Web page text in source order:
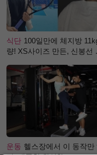
식단 100일만에 체지방
량! XS사이즈 만든, 신봉선
운동 헬스장에서 이 동작만